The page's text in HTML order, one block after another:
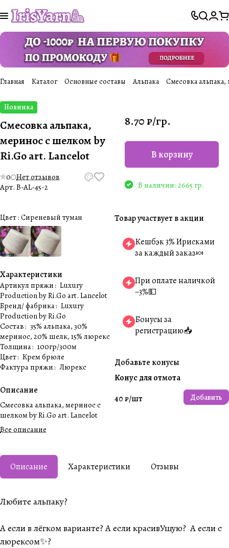
Главная Каталог Основные составы Альпака Смесовка альпака,
Новинка
Смесовка альпака,
меринос с шелком by
Ri.Go art. Lancelot
0 Нет отзывов
Арт. B-AL-45-2
Цвет : Сиреневый туман
Характеристики
Артикул пряжи: Luxury
Production by Ri.Go art. Lancelot
Бренд/ фабрика: Luxury
Production by Ri.Go
Состав: 35% альпака, 30%
меринос, 20% шелк, 15% люрекс
Толщина: 100гр/300м
Цвет: Крем брюле
Фактура пряжи: Люрекс
Описание
Смесовка альпака, меринос с
шелком by Ri.Go art. Lancelot
Все описание
8.70 ₽/гр.
В корзину
В наличии: 2665 гр.
Товар участвует в акции
Кешбэк 3% Ирисками
за каждый заказ🍬
При оплате наличкой
−3%💵
Бонусы за
регистрацию📥
Добавьте конусы
Конус для отмота
40 ₽/шт Добавить
Описание Характеристики Отзывы
Любите альпаку?
А если в лёгком варианте? А если красивУщую? А если с
люрексом✨?